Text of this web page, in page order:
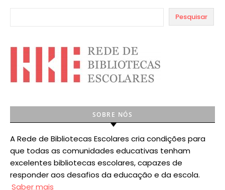
Pesquisar
SOBRE NÓS
A Rede de Bibliotecas Escolares cria condições para
que todas as comunidades educativas tenham
excelentes bibliotecas escolares, capazes de
responder aos desafios da educação e da escola.
Saber mais